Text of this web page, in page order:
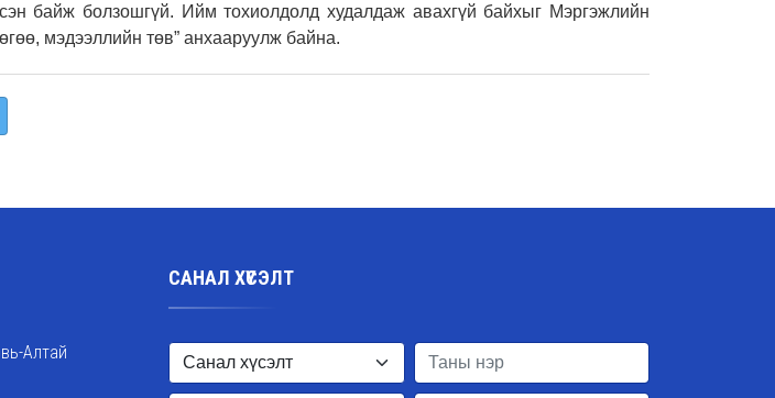
байж болзошгүй. Ийм тохиолдолд худалдаж авахгүй байхыг Мэргэжлийн
мэдээллийн төв” анхааруулж байна.
Алтай
САНАЛ ХҮСЭЛТ